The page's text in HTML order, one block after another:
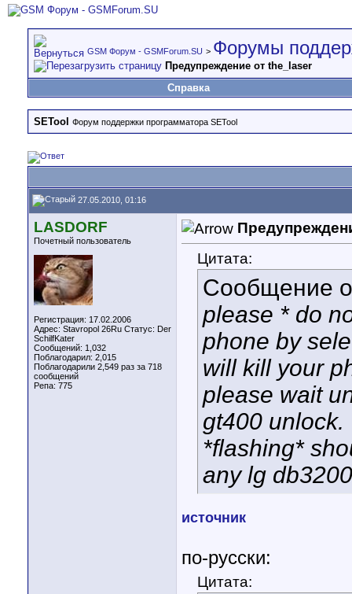
GSM Форум - GSMForum.SU > Форумы
Предупреждение от the_laser
Справка
SETool Форум поддержки программатора SETool
27.05.2010, 01:16
LASDORF
Почетный пользователь
Регистрация: 17.02.2006
Адрес: Stavropol 26Ru Статус: Der
SchilfKater
Сообщений: 1,032
Поблагодарил: 2,015
Поблагодарили 2,549 раз за 718
сообщений
Репа: 775
Цитата:
Сообщение
please * do
phone by
will kill your
please wait
gt400 unlock.
*flashing*
any lg
источник
по-русски:
Цитата: